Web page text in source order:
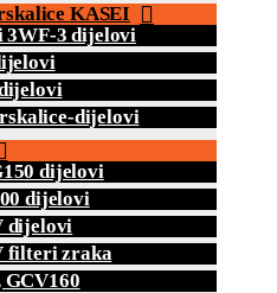
KASEI
3WF-3 dijelovi
dijelovi
dijelovi
dijelovi
dijelovi
filteri zraka
GCV160